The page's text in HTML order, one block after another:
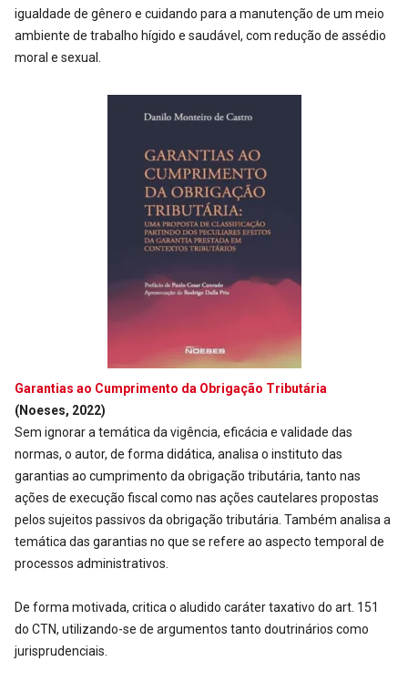
igualdade de gênero e cuidando para a manutenção de um meio
ambiente de trabalho hígido e saudável, com redução de assédio
moral e sexual.
Garantias ao Cumprimento da Obrigação Tributária
(Noeses, 2022)
Sem ignorar a temática da vigência, eficácia e validade das
normas, o autor, de forma didática, analisa o instituto das
garantias ao cumprimento da obrigação tributária, tanto nas
ações de execução fiscal como nas ações cautelares propostas
pelos sujeitos passivos da obrigação tributária. Também analisa a
temática das garantias no que se refere ao aspecto temporal de
processos administrativos.
De forma motivada, critica o aludido caráter taxativo do art. 151
do CTN, utilizando-se de argumentos tanto doutrinários como
jurisprudenciais.